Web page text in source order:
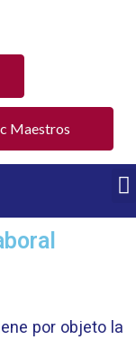
Maestros
por objeto la